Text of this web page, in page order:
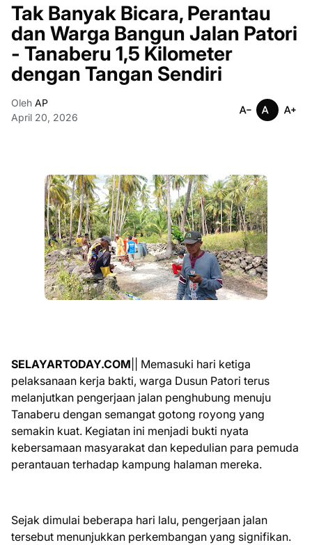
Tak Banyak Bicara, Perantau
dan Warga Bangun Jalan Patori
- Tanaberu 1,5 Kilometer
dengan Tangan Sendiri
Oleh AP
April 20, 2026
SELAYARTODAY.COM || Memasuki hari ketiga
pelaksanaan kerja bakti, warga Dusun Patori terus
melanjutkan pengerjaan jalan penghubung menuju
Tanaberu dengan semangat gotong royong yang
semakin kuat. Kegiatan ini menjadi bukti nyata
kebersamaan masyarakat dan kepedulian para pemuda
perantauan terhadap kampung halaman mereka.
Sejak dimulai beberapa hari lalu, pengerjaan jalan
tersebut menunjukkan perkembangan yang signifikan.